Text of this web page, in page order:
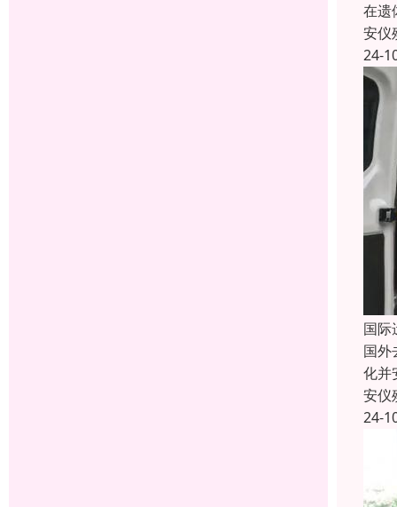
在遗
安仪
24-
国际
国外
化并
安仪
24-